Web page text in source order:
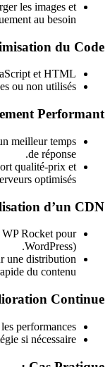
les images et
au besoin.
du Code
et HTML.
ou non utilisés.
Performant
meilleur temps
de réponse.
qualité-prix et
optimisés.
d’un CDN
Rocket pour
WordPress).
une distribution
du contenu.
Continue
performances.
si nécessaire.